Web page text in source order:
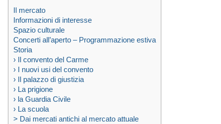
Il mercato
Informazioni di interesse
Spazio culturale
Concerti all’aperto – Programmazione estiva
Storia
› Il convento del Carme
› I nuovi usi del convento
› Il palazzo di giustizia
› La prigione
› la Guardia Civile
› La scuola
> Dai mercati antichi al mercato attuale